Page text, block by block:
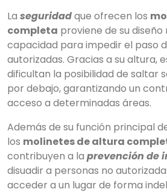
La seguridadque ofrecen los
completa proviene de su diseño
capacidad para impedir el paso
autorizadas. Gracias a su altura,
dificultan la posibilidad de saltar
por debajo, garantizando un
acceso a determinadas áreas.
Además de su función principal
los molinetes de altura
contribuyen a la prevención de
disuadir a personas no
acceder a un lugar de forma